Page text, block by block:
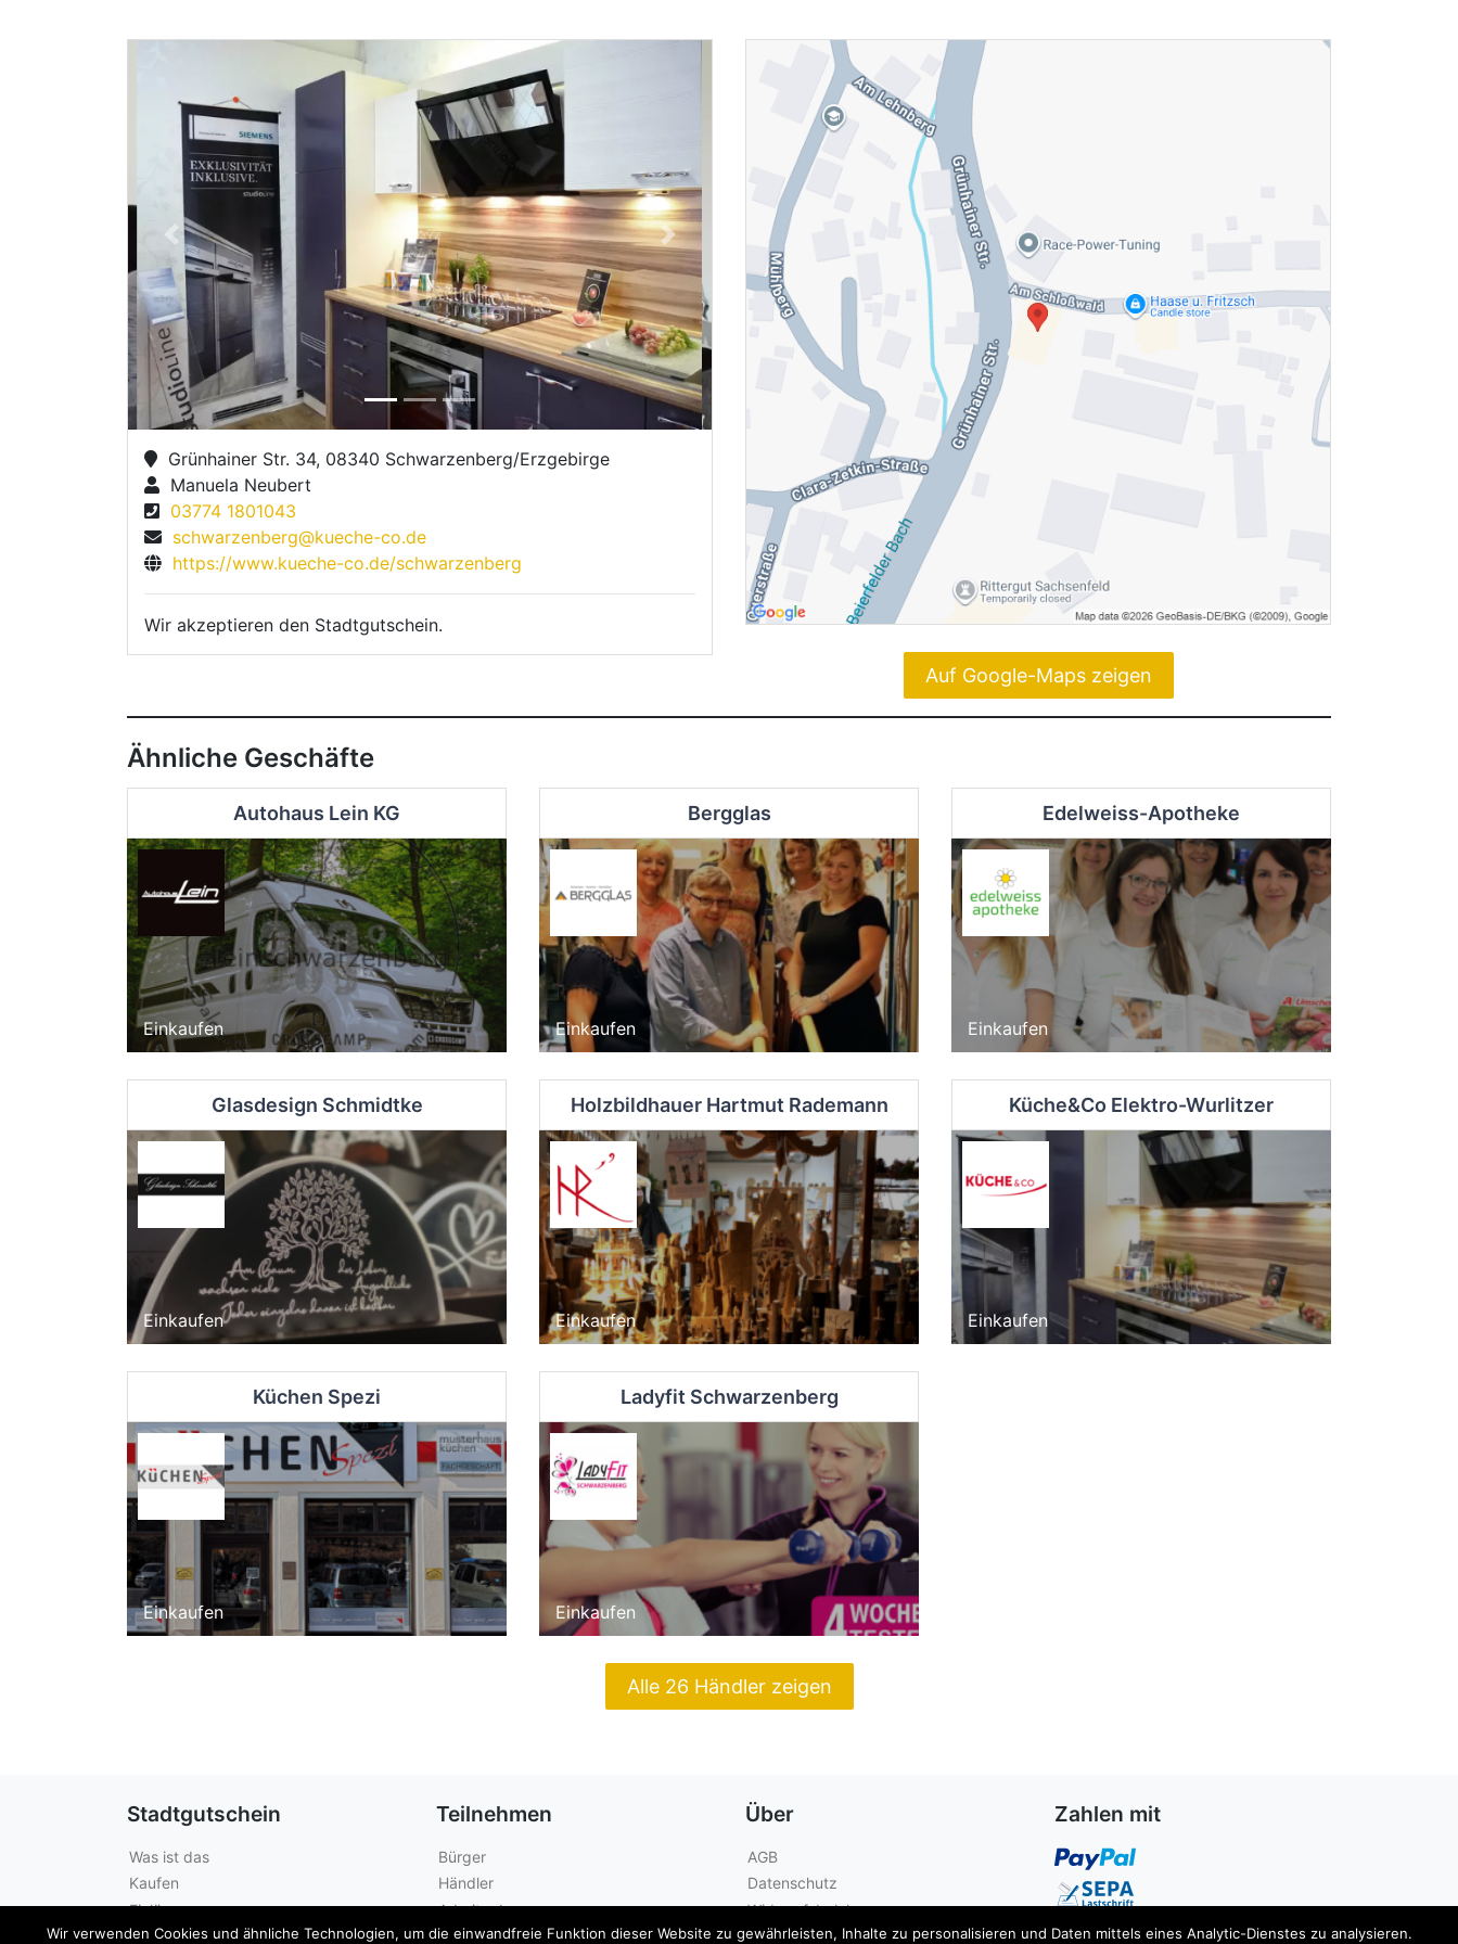
Previous Next
Grünhainer Str. 34, 08340 Schwarzenberg/Erzgebirge
Manuela Neubert
03774 1801043
schwarzenberg@kueche-co.de
https://www.kueche-co.de/schwarzenberg
Wir akzeptieren den Stadtgutschein.
Auf Google-Maps zeigen
Ähnliche Geschäfte
Autohaus Lein KG
Einkaufen
Bergglas
Einkaufen
Edelweiss-Apotheke
Einkaufen
Glasdesign Schmidtke
Einkaufen
Holzbildhauer Hartmut Rademann
Einkaufen
Küche&Co Elektro-Wurlitzer
Einkaufen
Küchen Spezi
Einkaufen
Ladyfit Schwarzenberg
Einkaufen
Alle 26 Händler zeigen
Stadtgutschein
Was ist das
Kaufen
Einlösen
Guthabenabfrage
Teilnehmen
Bürger
Händler
Arbeitgeber
Städte
Über
AGB
Datenschutz
Widerrufsbelehrung
Kontakt
Zahlen mit
Wir verwenden Cookies und ähnliche Technologien, um die einwandfreie Funktion dieser Website zu gewährleisten, Inhalte zu personalisieren und Daten mittels eines Analytic-Dienstes zu analysieren.